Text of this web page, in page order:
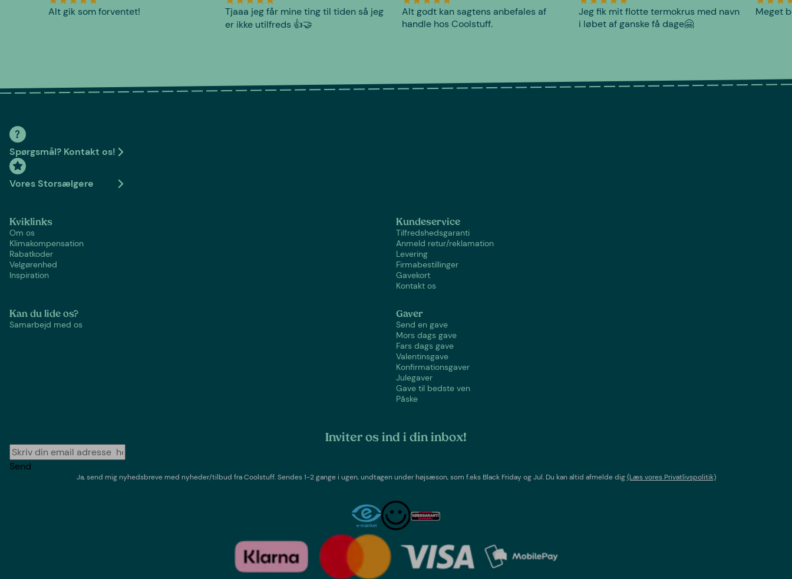
Alt gik som forventet!
Tjaaa jeg får mine ting til tiden så jeg
er ikke utilfreds 👍🤝
Alt godt kan sagtens anbefales af
handle hos Coolstuff.
Jeg fik mit flotte termokrus med navn
i løbet af ganske få dage🤗
Meget
Spørgsmål? Kontakt os!
Vores Storsælgere
Kviklinks
Om os
Klimakompensation
Rabatkoder
Velgørenhed
Inspiration
Kundeservice
Tilfredshedsgaranti
Anmeld retur/reklamation
Levering
Firmabestillinger
Gavekort
Kontakt os
Kan du lide os?
Samarbejd med os
Gaver
Send en gave
Mors dags gave
Fars dags gave
Valentinsgave
Konfirmationsgaver
Julegaver
Gave til bedste ven
Påske
Inviter os ind i din inbox!
Send
Ja, send mig nyhedsbreve med nyheder/tilbud fraCoolstuff. Sendes 1-2 gange i ugen,undtagen under højsæson, som f.eks Black Friday og Jul. Du kan altid afmelde dig(Læs vores Privatlivspolitik)